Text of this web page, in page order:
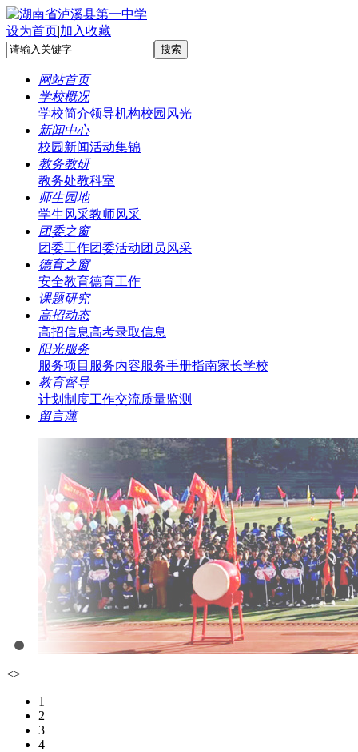
设为首页|加入收藏
网站首页
学校概况
学校简介领导机构校园风光
新闻中心
校园新闻活动集锦
教务教研
教务处教科室
师生园地
学生风采教师风采
团委之窗
团委工作团委活动团员风采
德育之窗
安全教育德育工作
课题研究
高招动态
高招信息高考录取信息
阳光服务
服务项目 服务内容服务手册指南家长学校
教育督导
计划制度工作交流质量监测
留言薄
<>
1
2
3
4